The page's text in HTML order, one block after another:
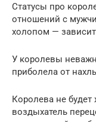
Статусы про
отношений с
холопом —
У королевы
приболела от
Королева не
воздыхатель